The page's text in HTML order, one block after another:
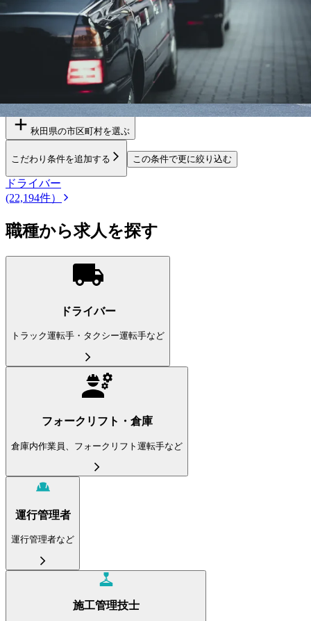
青森県岩手県宮城県山形県福島県北海道
勤務エリア
秋田県の市区町村を選ぶ
こだわり条件を追加する この条件で更に絞り込む
ドライバー
(22,194件）
職種から求人を探す
ドライバー
トラック運転手・タクシー運転手など
フォークリフト・倉庫
倉庫内作業員、フォークリフト運転手など
運行管理者
運行管理者など
施工管理技士